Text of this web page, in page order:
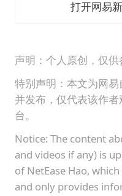
打开网易
声明：个人原创，仅供
特别声明：本文为网易
并发布，仅代表该作
台。
Notice: The content
and videos if any) is
of NetEase Hao,
and only provides